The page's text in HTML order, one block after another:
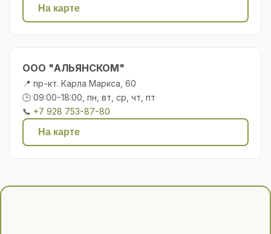
На карте
ООО "АЛЬЯНСКОМ"
📍 пр-кт. Карла Маркса, 60
🕒 09:00-18:00, пн, вт, ср, чт, пт
📞 +7 928 753-87-80
На карте